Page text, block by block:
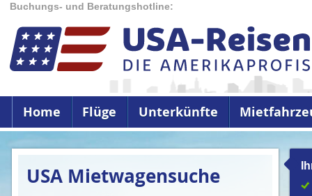
Buchungs- und Beratungshotline:
Home Flüge Unterkünfte
USA Mietwagensuche